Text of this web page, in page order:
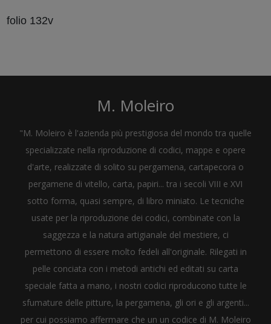
folio 132v
M. Moleiro
"M. Moleiro è l'azienda più prestigiosa del mondo tra quelle
specializzate nella riproduzione di codici, mappe e opere
d'arte, realizzate di solito su pergamena, cartapecora o
pergamene di vitello, carta, papiri... tra i secoli VIII e XVI
sotto forma, quasi sempre, di libro miniato. Le tecniche
usate per la riproduzione dei codici, combinate con la
saggezza e la natura artigianale del mestiere, ci
permettono di essere molto fedeli all'originale. Rilegati in
pelle conciata con i metodi antichi ed editati su carta
speciale fatta a mano, i nostri codici riproducono tutte le
sfumature delle pitture, la pergamena, gli ori e gli argenti...
per cui possiamo affermare che un un codice di M. Moleiro